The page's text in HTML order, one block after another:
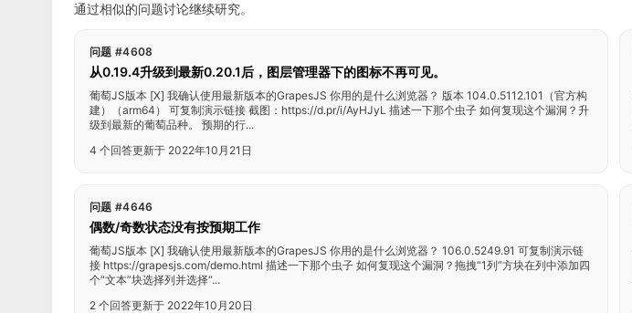
通过相似的问题讨论继续研究。
问题 #4608
从0.19.4升级到最新0.20.1后，图层管理器下的图标不再可见。
葡萄JS版本 [X] 我确认使用最新版本的GrapesJS 你用的是什么浏览器？ 版本 104.0.5112.101（官方构
建）（arm64） 可复制演示链接 截图：https://d.pr/i/AyHJyL 描述一下那个虫子 如何复现这个漏洞？升
级到最新的葡萄品种。 预期的行...
4 个回答更新于 2022年10月21日
问题 #4646
偶数/奇数状态没有按预期工作
葡萄JS版本 [X] 我确认使用最新版本的GrapesJS 你用的是什么浏览器？ 106.0.5249.91 可复制演示链
接 https://grapesjs.com/demo.html 描述一下那个虫子 如何复现这个漏洞？拖拽“1列”方块在列中添加四
个“文本”块选择列并选择“...
2 个回答更新于 2022年10月20日